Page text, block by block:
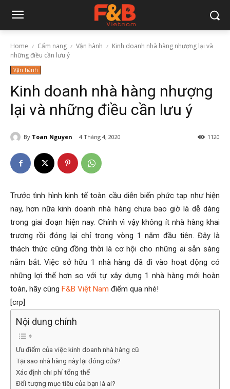
Home Cẩm nang Vận hành
Kinh doanh nhà hàng nhượng lại và
những điều cần lưu ý
Vận hành
Kinh doanh nhà hàng nhượng
lại và những điều cần lưu ý
By Toan Nguyen 4 Tháng 4, 2020 1120
Trước tình hình kinh tế toàn cầu diễn biến phức tạp như hiện
nay, hơn nữa kinh doanh nhà hàng chưa bao giờ là dễ dàng
trong giai đoạn hiện nay. Chính vì vậy không ít nhà hàng khai
trương rồi đóng lại chỉ trong vòng 1 năm đầu tiên. Đây là
thách thức cũng đồng thời là cơ hội cho những ai sẵn sàng
nắm bắt. Việc sở hữu 1 nhà hàng đã đi vào hoạt động có
những lợi thế hơn so với tự xây dựng 1 nhà hàng mới hoàn
toàn, hãy cùng F&B Việt Nam điểm qua nhé!
[crp]
Nội dung chính
Ưu điểm của việc kinh doanh nhà hàng cũ
Tại sao nhà hàng này lại đóng cửa?
Xác định chi phí tổng thể
Đối tượng mục tiêu của bạn là ai?